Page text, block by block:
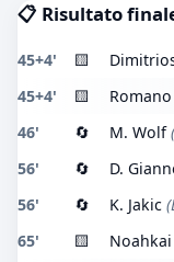
📋 Risultato
45+4' 🟨
45+4' 🟨
46' 🔄 M. Wolf
56' 🔄 D.
56' 🔄 K. Jakic
65' 🟨